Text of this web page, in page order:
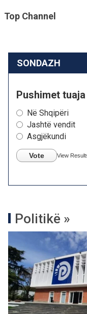
Top Channel
SONDAZH
Pushimet
Në Shqipëri
Jashtë vendit
Asgjëkundi
Vote View
Politikë »